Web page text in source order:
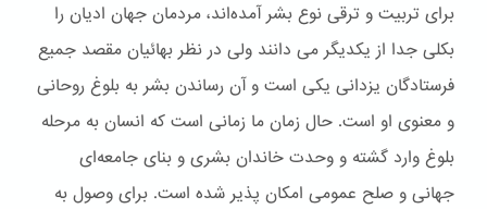
برای تربیت و ترقی نوع بشر آمده‌اند، مردمان جهان ادیان را
بکلی جدا از یکدیگر می دانند ولی در نظر بهائیان مقصد جمیع
فرستادگان یزدانی یکی است و آن رساندن بشر به بلوغ روحانی
و معنوی او است. حال زمان ما زمانی است که انسان به مرحله
بلوغ وارد گشته و وحدت خاندان بشری و بنای جامعه‌ای
جهانی و صلح عمومی امکان پذیر شده است. برای وصول به